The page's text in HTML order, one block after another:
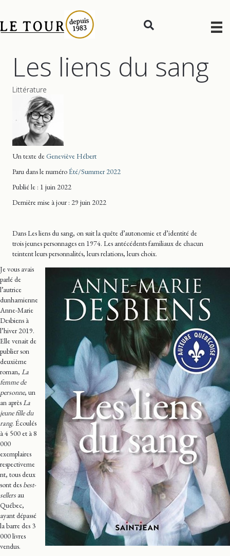
Les liens du sang
Littérature
Un texte deGeneviève Hébert
Paru dans le numéroÉté/Summer 2022
Publié le : 1 juin 2022
Dernière mise à jour: 29 juin 2022
Dans Les liens du sang, on suit la quête d’autonomie et d’identité de
trois jeunes personnages en 1974. Les antécédents familiaux de chacun
teintent leurs personnalités, leurs relations, leurs choix.
Je vous avais
parlé de
l’autrice
dunhamienne
Anne-Marie
Desbiens à
l’hiver 2019.
Elle venait de
publier son
deuxième
roman, La
femme de
personne, un
an aprèsLa
jeune fille du
rang. Écoulés
à 4 500 et à 8
000
exemplaires
respectiveme
nt, tous deux
sont des best-
sellers au
Québec,
ayant dépassé
la barre des 3
000 livres
vendus.